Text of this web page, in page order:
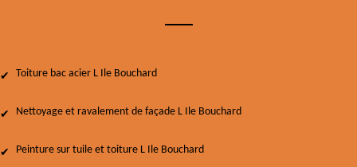
Toiture bac acier L Ile Bouchard
Nettoyage et ravalement de façade L Ile Bouchard
Peinture sur tuile et toiture L Ile Bouchard